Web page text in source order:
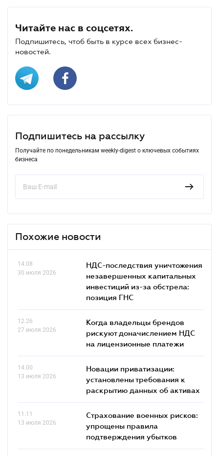
Читайте нас в соцсетях.
Подпишитесь, чтоб быть в курсе всех бизнес-
новостей.
Подпишитесь на рассылку
Получайте по понедельникам weekly-digest о ключевых событиях
бизнеса
Похожие новости
14.08
30 июля 2026
НДС-последствия уничтожения
незавершенных капитальных
инвестиций из-за обстрела:
позиция ГНС
12.26
27 июля 2026
Когда владельцы брендов
рискуют доначислением НДС
на лицензионные платежи
14.00
13 июля 2026
Новации приватизации:
установлены требования к
раскрытию данных об активах
11.11
13 июля 2026
Страхование военных рисков:
упрощены правила
подтверждения убытков